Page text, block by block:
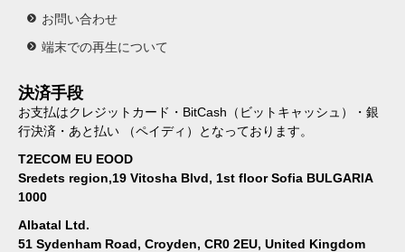
お問い合わせ
端末での再生について
決済手段
お支払はクレジットカード・BitCash（ビットキャッシュ）・銀
行決済・あと払い （ペイディ）となっております。
T2ECOM EU EOOD
Sredets region,19 Vitosha Blvd, 1st floor Sofia BULGARIA
1000
Albatal Ltd.
51 Sydenham Road, Croyden, CR0 2EU, United Kingdom